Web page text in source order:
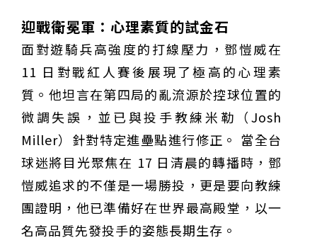
迎戰衛冕軍：心理素質的試金石
面對遊騎兵高強度的打線壓力，鄧愷威在
11 日對戰紅人賽後展現了極高的心理素
質。他坦言在第四局的亂流源於控球位置的
微調失誤，並已與投手教練米勒（Josh
Miller）針對特定進壘點進行修正。 當全台
球迷將目光聚焦在 17 日清晨的轉播時，鄧
愷威追求的不僅是一場勝投，更是要向教練
團證明，他已準備好在世界最高殿堂，以一
名高品質先發投手的姿態長期生存。